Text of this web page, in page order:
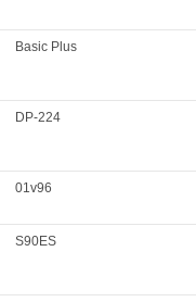
Basic Plus
DP-224
01v96
S90ES